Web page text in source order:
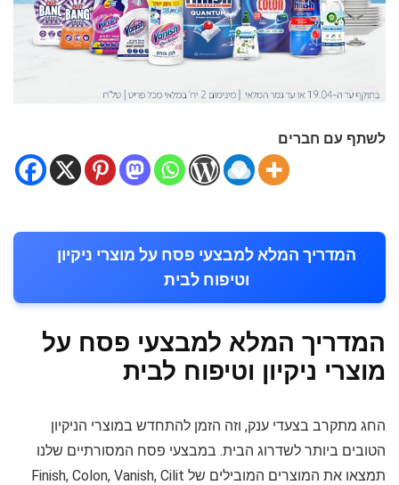
לשתף עם חברים
המדריך המלא למבצעי פסח על מוצרי ניקיון
וטיפוח לבית
המדריך המלא למבצעי פסח על
מוצרי ניקיון וטיפוח לבית
החג מתקרב בצעדי ענק, וזה הזמן להתחדש במוצרי הניקיון
הטובים ביותר לשדרוג הבית. במבצעי פסח המסורתיים שלנו
תמצאו את המוצרים המובילים של Finish, Colon, Vanish, Cilit